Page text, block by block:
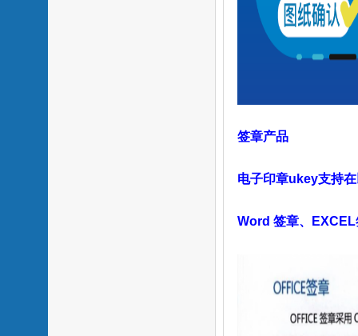
签章产品
电子印章ukey支持
Word 签章、